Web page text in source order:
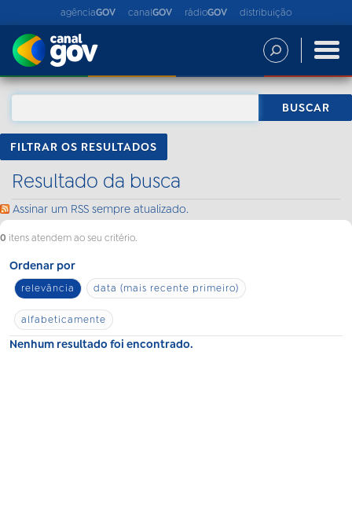
agênciaGOV canalGOV rádioGOV distribuição
FILTRAR OS RESULTADOS
Resultado da busca
Assinar um RSS sempre atualizado.
0 itens atendem ao seu critério.
Ordenar por
relevância data (mais recente primeiro)
alfabeticamente
Nenhum resultado foi encontrado.